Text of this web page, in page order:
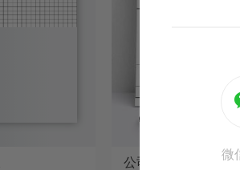
公司企业员工通讯
微